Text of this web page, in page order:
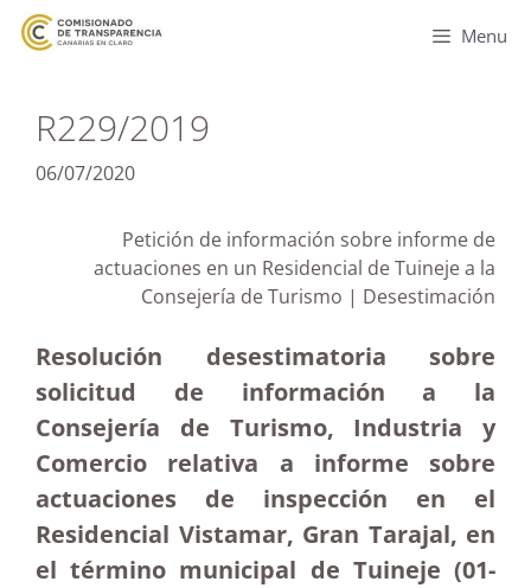
Menu
R229/2019
06/07/2020
Petición de información sobre informe de
actuaciones en un Residencial de Tuineje a la
Consejería de Turismo | Desestimación
Resolución desestimatoria sobre
solicitud de información a la
Consejería de Turismo, Industria y
Comercio relativa a informe sobre
actuaciones de inspección en el
Residencial Vistamar, Gran Tarajal, en
el término municipal de Tuineje (01-